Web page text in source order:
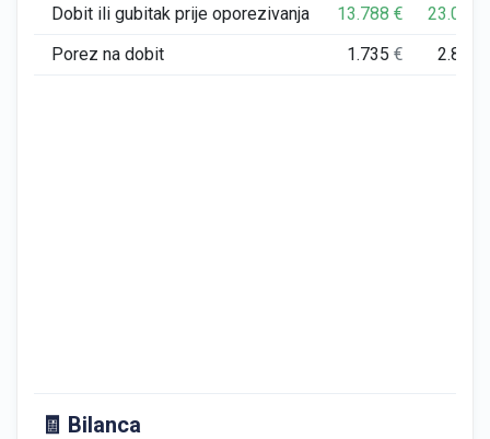
Dobit ili gubitak prije oporezivanja
13.788€ 23.077
Porez na dobit
1.735€ 2.827
🧾 Bilanca